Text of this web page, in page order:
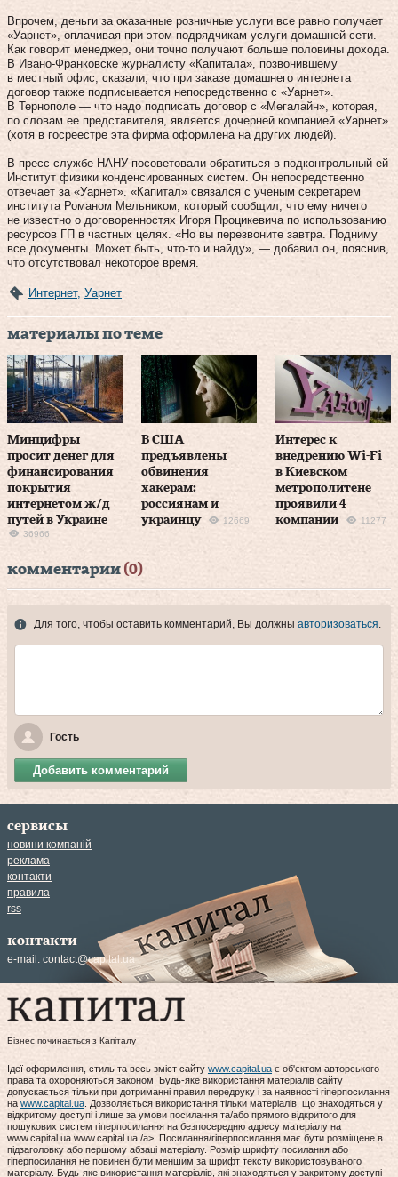
Впрочем, деньги за оказанные розничные услуги все равно получает
«Уарнет», оплачивая при этом подрядчикам услуги домашней сети.
Как говорит менеджер, они точно получают больше половины дохода.
В Ивано-Франковске журналисту «Капитала», позвонившему
в местный офис, сказали, что при заказе домашнего интернета
договор также подписывается непосредственно с «Уарнет».
В Тернополе — что надо подписать договор с «Мегалайн», которая,
по словам ее представителя, является дочерней компанией «Уарнет»
(хотя в госреестре эта фирма оформлена на других людей).
В пресс-службе НАНУ посоветовали обратиться в подконтрольный ей
Институт физики конденсированных систем. Он непосредственно
отвечает за «Уарнет». «Капитал» связался с ученым секретарем
института Романом Мельником, который сообщил, что ему ничего
не известно о договоренностях Игоря Процикевича по использованию
ресурсов ГП в частных целях. «Но вы перезвоните завтра. Подниму
все документы. Может быть, что‑то и найду», — добавил он, пояснив,
что отсутствовал некоторое время.
Интернет, Уарнет
материалы по теме
Минцифры
просит денег для
финансирования
покрытия
интернетом ж/д
путей в Украине
36966
В США
предъявлены
обвинения
хакерам:
россиянам и
украинцу
12669
Интерес к
внедрению Wi-Fi
в Киевском
метрополитене
проявили 4
компании
11277
комментарии (0)
Для того, чтобы оставить комментарий, Вы должны авторизоваться.
Гость
Добавить комментарий
сервисы
новини компаній
реклама
контакти
правила
rss
контакти
e-mail: contact@capital.ua
Бізнес починається з Капіталу
Ідеї оформлення, стиль та весь зміст сайту www.capital.ua є об'єктом авторського
права та охороняються законом. Будь-яке використання матеріалів сайту
допускається тільки при дотриманні правил передруку і за наявності гіперпосилання
на www.capital.ua. Дозволяється використання тільки матеріалів, що знаходяться у
відкритому доступі і лише за умови посилання та/або прямого відкритого для
пошукових систем гіперпосилання на безпосередню адресу матеріалу на
www.capital.ua www.capital.ua /a>. Посилання/гіперпосилання має бути розміщене в
підзаголовку або першому абзаці матеріалу. Розмір шрифту посилання або
гіперпосилання не повинен бути меншим за шрифт тексту використовуваного
матеріалу. Будь-яке використання матеріалів, які знаходяться у закритому доступі